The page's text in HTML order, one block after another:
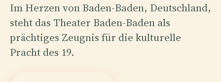
Im Herzen von Baden-Baden, Deutschland,
steht das Theater Baden-Baden als
prächtiges Zeugnis für die kulturelle
Pracht des 19.